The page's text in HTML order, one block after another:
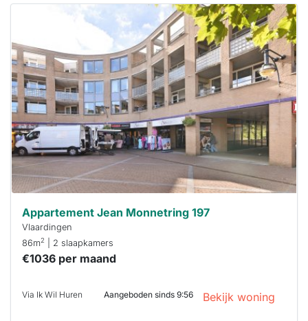
Deze woning
al verhuurd
Om kans te
maken moet je
binnen 15
minuten
reageren.
Stekkies helpt
je hierbij!
Appartement Jean Monnetring 197
Vlaardingen
86m2 | 2 slaapkamers
€1036 per maand
Via Ik Wil Huren Aangeboden sinds 9:56 Bekijk woning